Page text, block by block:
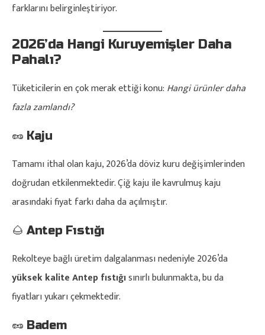
farklarını belirginleştiriyor.
2026’da Hangi Kuruyemişler Daha
Pahalı?
Tüketicilerin en çok merak ettiği konu: Hangi ürünler daha
fazla zamlandı?
🥜 Kaju
Tamamı ithal olan kaju, 2026’da döviz kuru değişimlerinden
doğrudan etkilenmektedir. Çiğ kaju ile kavrulmuş kaju
arasındaki fiyat farkı daha da açılmıştır.
🌰 Antep Fıstığı
Rekolteye bağlı üretim dalgalanması nedeniyle 2026’da
yüksek kalite Antep fıstığısınırlı bulunmakta, bu da
fiyatları yukarı çekmektedir.
🥜 Badem